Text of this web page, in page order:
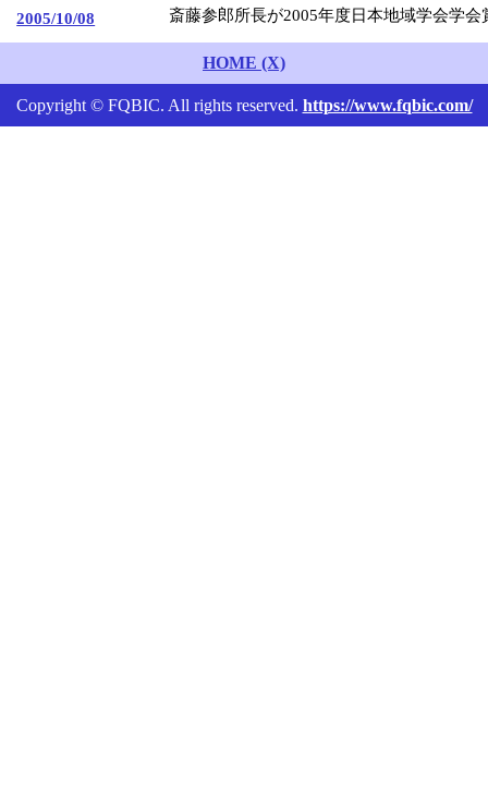
2005/10/08 斎藤参郎所長が2005年度日本地域学会学
HOME (X)
Copyright © FQBIC. All rights reserved. https://www.fqbic.com/